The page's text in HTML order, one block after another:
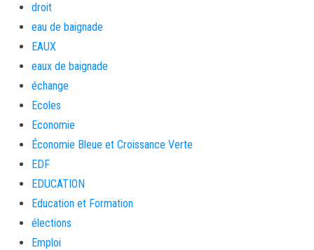
droit
eau de baignade
EAUX
eaux de baignade
échange
Ecoles
Economie
Économie Bleue et Croissance Verte
EDF
EDUCATION
Education et Formation
élections
Emploi